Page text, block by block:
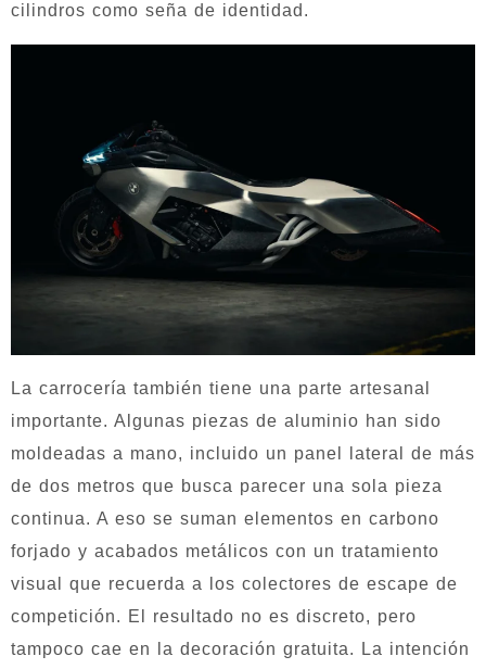
cilindros como seña de identidad.
La carrocería también tiene una parte artesanal
importante. Algunas piezas de aluminio han sido
moldeadas a mano, incluido un panel lateral de más
de dos metros que busca parecer una sola pieza
continua. A eso se suman elementos en carbono
forjado y acabados metálicos con un tratamiento
visual que recuerda a los colectores de escape de
competición. El resultado no es discreto, pero
tampoco cae en la decoración gratuita. La intención